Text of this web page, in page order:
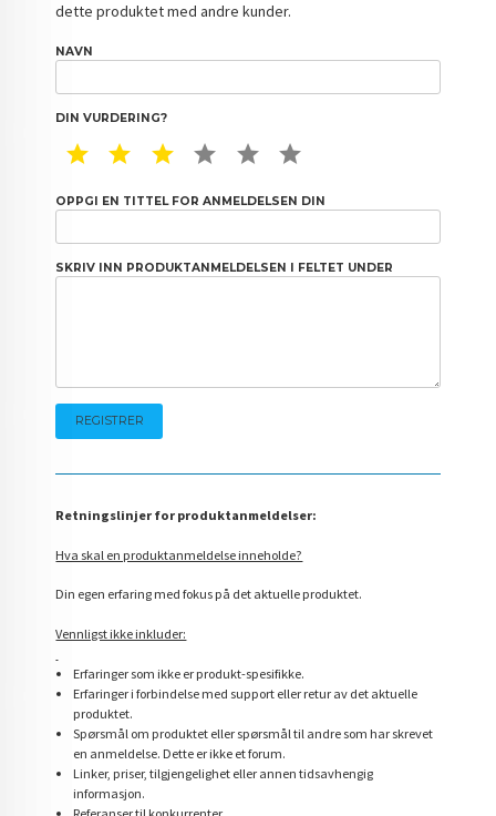
dette produktet med andre kunder.
NAVN
DIN VURDERING?
1 STAR2 STAR3 STAR4 STAR5 STAR
OPPGI EN TITTEL FOR ANMELDELSEN DIN
SKRIV INN PRODUKTANMELDELSEN I FELTET UNDER
Retningslinjer for produktanmeldelser:
Hva skal en produktanmeldelse inneholde?
Din egen erfaring med fokus på det aktuelle produktet.
Vennligst ikke inkluder:
Erfaringer som ikke er produkt-spesifikke.
Erfaringer i forbindelse med support eller retur av det aktuelle
produktet.
Spørsmål om produktet eller spørsmål til andre som har skrevet
en anmeldelse. Dette er ikke et forum.
Linker, priser, tilgjengelighet eller annen tidsavhengig
informasjon.